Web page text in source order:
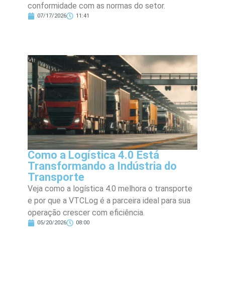
conformidade com as normas do setor.
07/17/2026 11:41
Como a Logística 4.0 Está
Transformando a Indústria do
Transporte
Veja como a logística 4.0 melhora o transporte
e por que a VTCLog é a parceira ideal para sua
operação crescer com eficiência.
05/20/2026 08:00